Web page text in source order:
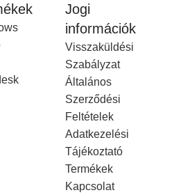
CorelDraw Technical Suite
Akciós termék
49,990.00 Ft14,990.00
KOSÁRBA HELYEZÉS
Jogi
információk
Visszaküldési
Szabályzat
Általános
Szerződési
Feltételek
Adatkezelési
Tájékoztató
Termékek
Kapcsolat